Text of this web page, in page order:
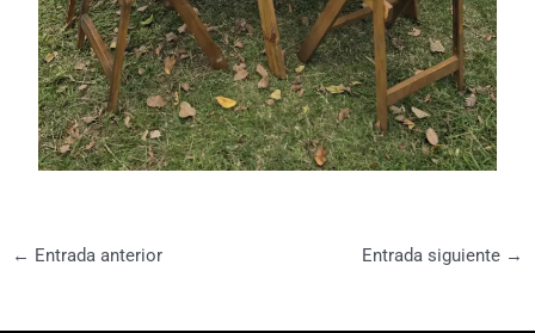
← Entrada anterior Entrada siguiente →